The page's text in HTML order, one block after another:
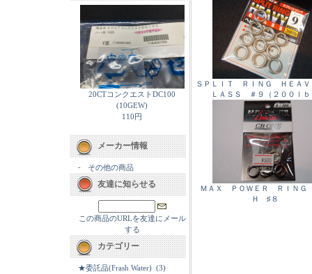
20CTコンクエストDC100
(10GEW)
110円
メーカー情報
- その他の商品
友達に知らせる
この商品のURLを友達にメール
する
カテゴリー
★委託品(Frash Water) (3)
ＳＰＬＩＴ ＲＩＮＧ ＨＥＡ
ＬＡＳＳ ＃９（２００ｌｂ
ＭＡＸ ＰＯＷＥＲ ＲＩＮＧ
Ｈ ♯８